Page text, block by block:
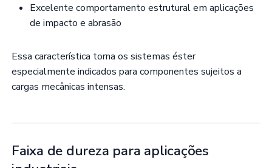
Excelente comportamento estrutural em aplicações
de impacto e abrasão
Essa característica torna os sistemas éster
especialmente indicados para componentes sujeitos a
cargas mecânicas intensas.
Faixa de dureza para aplicações